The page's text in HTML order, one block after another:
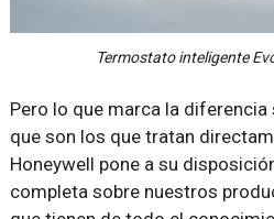
Termostato inteligente
Pero lo que marca la
que son los que tratan
Honeywell pone a su
completa sobre nuestros